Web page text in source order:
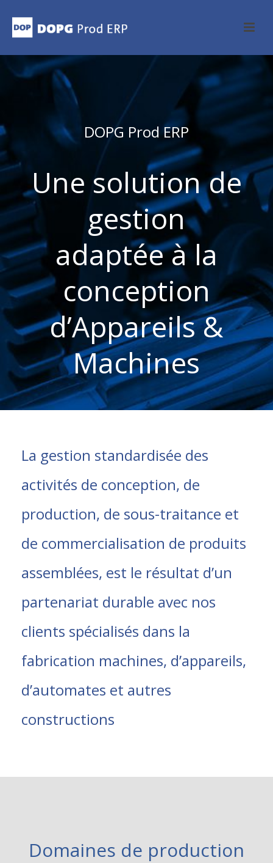
DOPG Prod ERP
Une solution de
gestion
adaptée à la
conception
d’Appareils &
Machines
La gestion standardisée des
activités de conception, de
production, de sous-traitance et
de commercialisation de produits
assemblées, est le résultat d’un
partenariat durable avec nos
clients spécialisés dans la
fabrication machines, d’appareils,
d’automates et autres
constructions
Domaines de production